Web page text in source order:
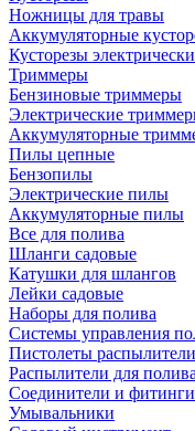
Ножницы для травы
Аккумуляторные
Кусторезы
Триммеры
Бензиновые триммеры
Электрические
Аккумуляторные
Пилы цепные
Бензопилы
Электрические пилы
Аккумуляторные пилы
Все для полива
Шланги садовые
Катушки для шлангов
Лейки садовые
Наборы для полива
Системы управления
Пистолеты
Распылители для полива
Соединители и
Умывальники